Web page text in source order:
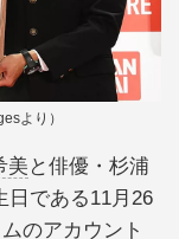
より）
美 と俳優・杉浦
日である11月26
のアカウント